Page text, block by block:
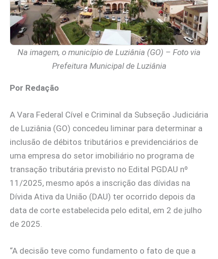
Na imagem, o município de Luziânia (GO) – Foto via
Prefeitura Municipal de Luziânia
Por Redação
A Vara Federal Cível e Criminal da Subseção Judiciária
de Luziânia (GO) concedeu liminar para determinar a
inclusão de débitos tributários e previdenciários de
uma empresa do setor imobiliário no programa de
transação tributária previsto no Edital PGDAU nº
11/2025, mesmo após a inscrição das dívidas na
Dívida Ativa da União (DAU) ter ocorrido depois da
data de corte estabelecida pelo edital, em 2 de julho
de 2025.
“A decisão teve como fundamento o fato de que a